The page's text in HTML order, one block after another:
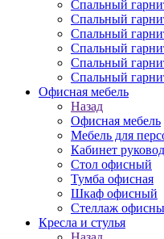
Спальный
Спальный
Спальный
Спальный
Спальный
Спальный
Офисная мебель
Назад
Офисная мебель
Мебель для
Кабинет
Стол офисный
Тумба офисная
Шкаф офисный
Стеллаж
Кресла и стулья